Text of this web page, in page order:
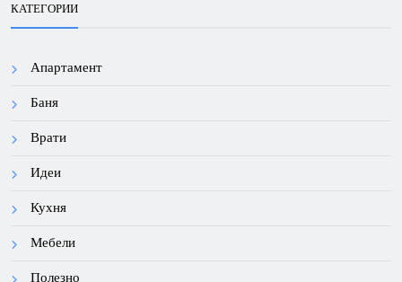
КАТЕГОРИИ
Апартамент
Баня
Врати
Идеи
Кухня
Мебели
Полезно